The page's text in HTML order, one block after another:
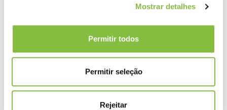
Mostrar detalhes
Permitir todos
Permitir seleção
Rejeitar